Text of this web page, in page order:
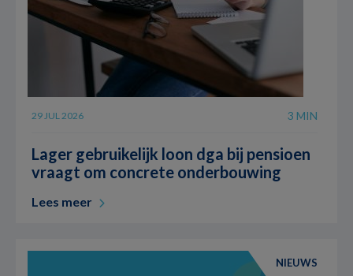
29 JUL 2026 3 MIN
Lager gebruikelijk loon dga bij pensioen
vraagt om concrete onderbouwing
Lees meer
NIEUWS